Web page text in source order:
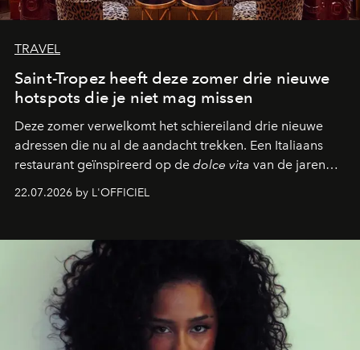
TRAVEL
Saint-Tropez heeft deze zomer drie nieuwe
hotspots die je niet mag missen
Deze zomer verwelkomt het schiereiland drie nieuwe
adressen die nu al de aandacht trekken. Een Italiaans
restaurant geïnspireerd op de dolce vita van de jaren
zestig, een Japanse hotspot die na zonsondergang
verandert in een bruisende ontmoetingsplek en de
neerstrijkt in Saint-Tropez. Dit zijn de nieuwe adressen
die deze zomer de toon zetten, van lange lunches tot
zwoele nachten.
22.07.2026 by L'OFFICIEL